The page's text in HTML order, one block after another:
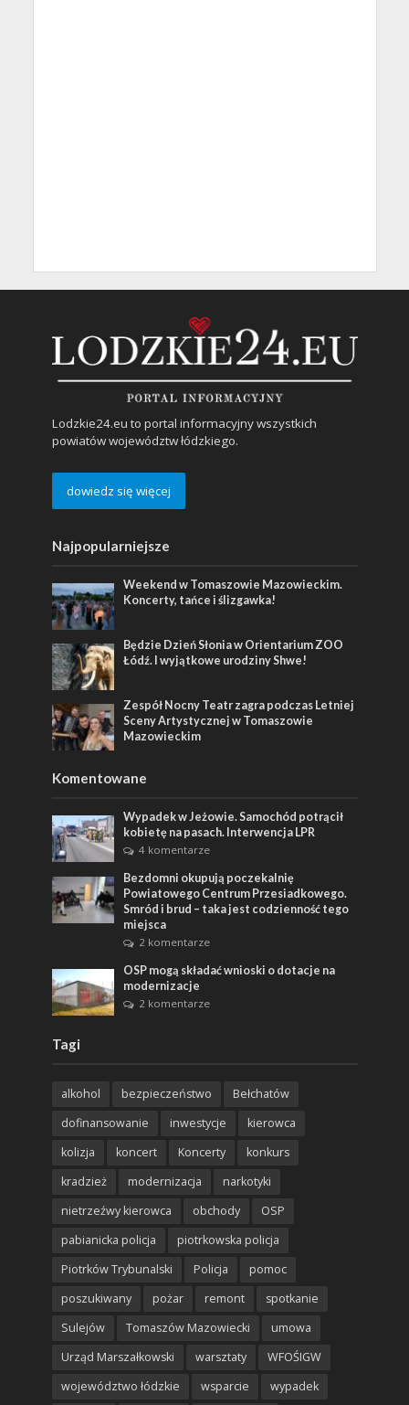
Lodzkie24.eu to portal informacyjny wszystkich
powiatów województw łódzkiego.
dowiedz się więcej
Najpopularniejsze
Weekend w Tomaszowie Mazowieckim.
Koncerty, tańce i ślizgawka!
Będzie Dzień Słonia w Orientarium ZOO
Łódź. I wyjątkowe urodziny Shwe!
Zespół Nocny Teatr zagra podczas Letniej
Sceny Artystycznej w Tomaszowie
Mazowieckim
Komentowane
Wypadek w Jeżowie. Samochód potrącił
kobietę na pasach. Interwencja LPR
4 komentarze
Bezdomni okupują poczekalnię
Powiatowego Centrum Przesiadkowego.
Smród i brud – taka jest codzienność tego
miejsca
2 komentarze
OSP mogą składać wnioski o dotacje na
modernizacje
2 komentarze
Tagi
alkohol bezpieczeństwo
Bełchatów
dofinansowanie
inwestycje
kierowca
kolizja
koncert Koncerty
konkurs
kradzież
modernizacja
narkotyki
nietrzeźwy kierowca
obchody
OSP
pabianicka policja
piotrkowska policja
Piotrków Trybunalski
Policja
pomoc
poszukiwany
pożar remont
spotkanie
Sulejów
Tomaszów Mazowiecki
umowa
Urząd Marszałkowski
warsztaty
WFOŚIGW
województwo łódzkie
wsparcie wypadek